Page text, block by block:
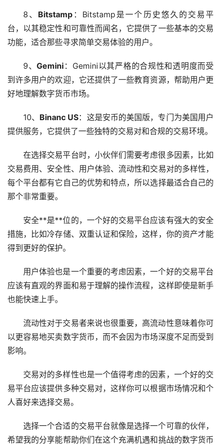
8、 Bitstamp ：Bitstamp是一个历史悠久的交易平
台，以其稳定性和可靠性而闻名，它提供了一些基本的交易
功能，适合那些寻求简单交易体验的用户。
9、Gemini ：Gemini以其严格的合规性和透明度而受
到许多用户的欢迎，它还提供了一些教育资源，帮助用户更
好地理解数字货币市场。
10、 Binanc US：这是安币的美国版，专门为美国用户
提供服务，它提供了一些独特的交易对和合规的交易环境。
在选择交易平台时，小伙伴们需要考虑很多因素，比如
交易费用、安全性、用户体验、流动性和交易对的多样性，
每个平台都有它自己的优势和特点，所以选择最适合自己的
那个非常重要。
安全**是**位的，一个好的交易平台应该有强大的安全
措施，比如冷存储、双重认证和保险，这样，你的资产才能
得到更好的保护。
用户体验也是一个重要的考虑因素，一个好的交易平台
应该有直观的界面和易于理解的操作流程，这样即使是新手
也能快速上手。
流动性对于交易者来说也很重要，高流动性意味着你可
以更容易地买卖数字货币，而不会因为市场深度不足而受到
影响。
交易对的多样性也是一个值得考虑的因素，一个好的交
易平台应该提供多种交易对，这样你可以根据市场情况和个
人喜好来选择交易。
选择一个合适的交易平台就像是选择一个可靠的伙伴，
希望我的分享能帮助你们在这个充满机遇和挑战的数字货币